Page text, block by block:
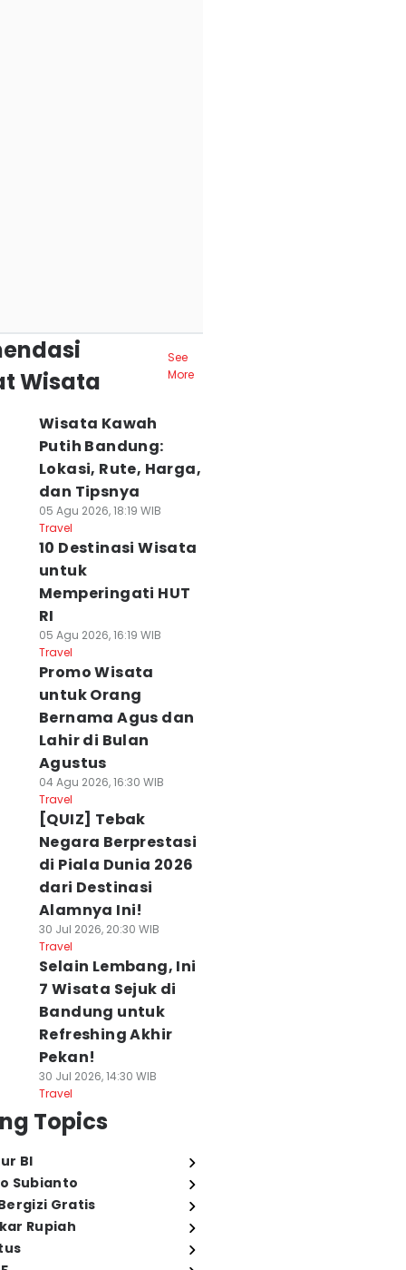
Wisata
See
More
Wisata Kawah
Putih Bandung:
Lokasi, Rute, Harga,
dan Tipsnya
05 Agu 2026, 18:19 WIB
Travel
10 Destinasi Wisata
untuk
Memperingati HUT
RI
05 Agu 2026, 16:19 WIB
Travel
Promo Wisata
untuk Orang
Bernama Agus dan
Lahir di Bulan
Agustus
04 Agu 2026, 16:30 WIB
Travel
[QUIZ] Tebak
Negara Berprestasi
di Piala Dunia 2026
dari Destinasi
Alamnya Ini!
30 Jul 2026, 20:30 WIB
Travel
Selain Lembang, Ini
7 Wisata Sejuk di
Bandung untuk
Refreshing Akhir
Pekan!
30 Jul 2026, 14:30 WIB
Travel
Topics
BI
Subianto
Gratis
Rupiah